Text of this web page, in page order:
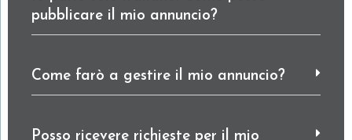
pubblicare il mio annuncio?
Come farò a gestire il mio annuncio?
Posso ricevere richieste per il mio